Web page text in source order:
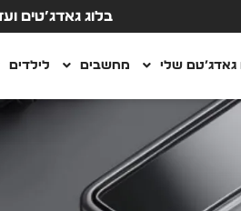
בלוג גאדג’טים
גאדג’טם שלי מחשבים לילדים